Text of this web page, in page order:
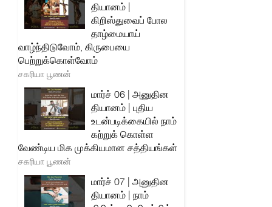
தியானம் |
கிறிஸ்துவைப் போல
தாழ்மையாய்
வாழ்ந்திடுவோம், கிருபையை
பெற்றுக்கொள்வோம்
சகரியா பூணன்
மார்ச் 06 | அனுதின
தியானம் | புதிய
உடன்படிக்கையில் நாம்
கற்றுக் கொள்ள
வேண்டிய மிக முக்கியமான சத்தியங்கள்
சகரியா பூணன்
மார்ச் 07 | அனுதின
தியானம் | நாம்